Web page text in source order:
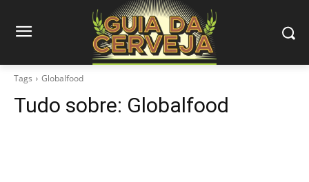
Tags Globalfood
Tudo sobre: Globalfood